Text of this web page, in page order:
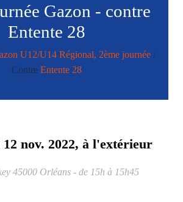
Gazon - contre
Entente 28
U12/U14 Régional, 2ème journée /
Contre Entente 28
12 nov. 2022, à l'extérieur
45000 Orléans - de 15h à 15h45